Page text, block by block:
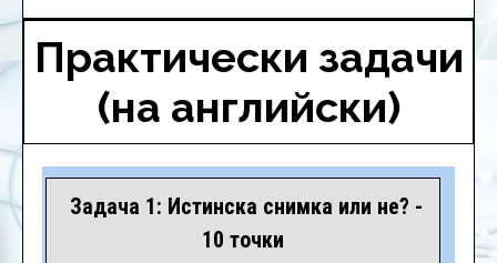
Практически задачи
(на английски)
Задача 1: Истинска снимка или не? -
10 точки